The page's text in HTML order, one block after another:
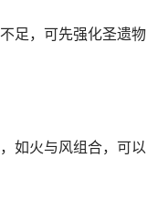
足，可先强化圣遗物
如火与风组合，可以